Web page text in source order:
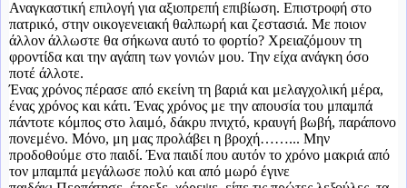
Αναγκαστική επιλογή για αξιοπρεπή επιβίωση. Επιστροφή στο
πατρικό, στην οικογενειακή θαλπωρή και ζεστασιά. Με ποιον
άλλον άλλωστε θα σήκωνα αυτό το φορτίο? Χρειαζόμουν τη
φροντίδα και την αγάπη των γονιών μου. Την είχα ανάγκη όσο
ποτέ άλλοτε.
Ένας χρόνος πέρασε από εκείνη τη βαριά και μελαγχολική μέρα,
ένας χρόνος και κάτι. Ένας χρόνος με την απουσία του μπαμπά
πάντοτε κόμπος στο λαιμό, δάκρυ πνιχτό, κραυγή βωβή, παράπονο
πονεμένο. Μόνο, μη μας προλάβει η βροχή……... Μην
προδοθούμε στο παιδί. Ένα παιδί που αυτόν το χρόνο μακριά από
τον μπαμπά μεγάλωσε πολύ και από μωρό έγινε